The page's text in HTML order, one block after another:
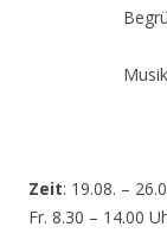
Zeit: 19.08. –
Fr. 8.30 – 14.00